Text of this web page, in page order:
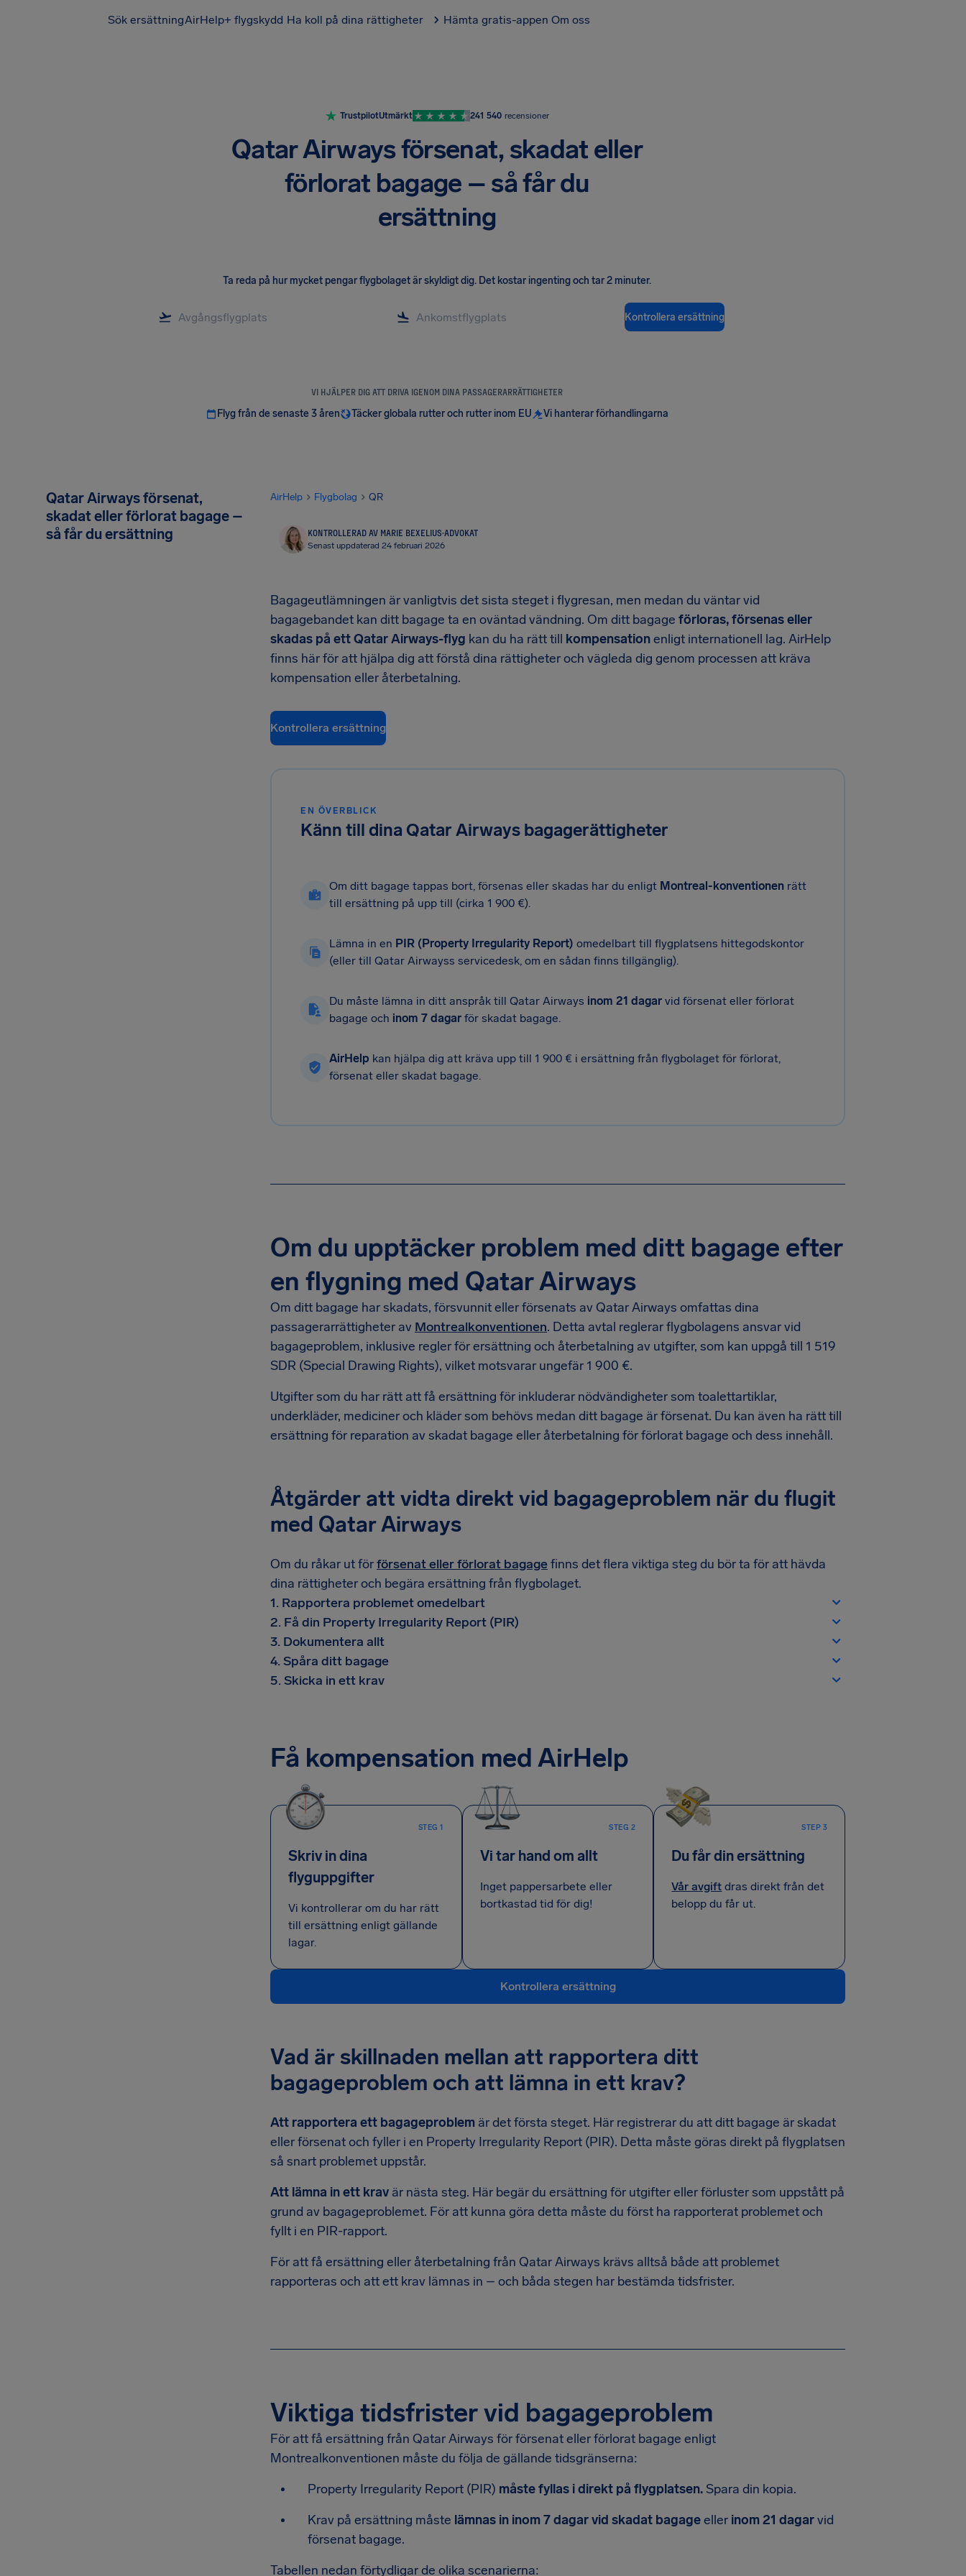
Sök ersättningAirHelp+ flygskydd Ha koll på dina rättigheter Hämta gratis-appen Om oss
TrustpilotUtmärkt 241 540 recensioner
Qatar Airways försenat, skadat eller
förlorat bagage – så får du
ersättning
Ta reda på hur mycket pengar flygbolaget är skyldigt dig. Det kostar ingenting och tar 2 minuter.
Kontrollera ersättning
VI HJÄLPER DIG ATT DRIVA IGENOM DINA PASSAGERARRÄTTIGHETER
Flyg från de senaste 3 åren Täcker globala rutter och rutter inom EU Vi hanterar förhandlingarna
Qatar Airways försenat,
skadat eller förlorat bagage –
så får du ersättning
AirHelp Flygbolag QR
KONTROLLERAD AV MARIE BEXELIUS·ADVOKAT
Senast uppdaterad 24 februari 2026
Bagageutlämningen är vanligtvis det sista steget i flygresan, men medan du väntar vid
bagagebandet kan ditt bagage ta en oväntad vändning. Om ditt bagage förloras, försenas eller
skadas på ett Qatar Airways-flyg kan du ha rätt till kompensationenligt internationell lag. AirHelp
finns här för att hjälpa dig att förstå dina rättigheter och vägleda dig genom processen att kräva
kompensation eller återbetalning.
Kontrollera ersättning
EN ÖVERBLICK
Känn till dina Qatar Airways bagagerättigheter
Om ditt bagage tappas bort, försenas eller skadas har du enligt Montreal-konventionen rätt
till ersättning på upp till (cirka 1 900 €).
Lämna in en PIR (Property Irregularity Report) omedelbart till flygplatsens hittegodskontor
(eller till Qatar Airwayss servicedesk, om en sådan finns tillgänglig).
Du måste lämna in ditt anspråk till Qatar Airways inom 21 dagar vid försenat eller förlorat
bagage och inom 7 dagar för skadat bagage.
AirHelp kan hjälpa dig att kräva upp till 1 900 € i ersättning från flygbolaget för förlorat,
försenat eller skadat bagage.
Om du upptäcker problem med ditt bagage efter
en flygning med Qatar Airways
Om ditt bagage har skadats, försvunnit eller försenats av Qatar Airways omfattas dina
passagerarrättigheter av Montrealkonventionen. Detta avtal reglerar flygbolagens ansvar vid
bagageproblem, inklusive regler för ersättning och återbetalning av utgifter, som kan uppgå till 1 519
SDR (Special Drawing Rights), vilket motsvarar ungefär 1 900 €.
Utgifter som du har rätt att få ersättning för inkluderar nödvändigheter som toalettartiklar,
underkläder, mediciner och kläder som behövs medan ditt bagage är försenat. Du kan även ha rätt till
ersättning för reparation av skadat bagage eller återbetalning för förlorat bagage och dess innehåll.
Åtgärder att vidta direkt vid bagageproblem när du flugit
med Qatar Airways
Om du råkar ut förförsenat eller förlorat bagagefinns det flera viktiga steg du bör ta för att hävda
dina rättigheter och begära ersättning från flygbolaget.
1. Rapportera problemet omedelbart
2. Få din Property Irregularity Report (PIR)
3. Dokumentera allt
4. Spåra ditt bagage
5. Skicka in ett krav
Få kompensation med AirHelp
STEG 1
Skriv in dina
flyguppgifter
Vi kontrollerar om du har rätt
till ersättning enligt gällande
lagar.
STEG 2
Vi tar hand om allt
Inget pappersarbete eller
bortkastad tid för dig!
STEP 3
Du får din ersättning
Vår avgift dras direkt från det
belopp du får ut.
Kontrollera ersättning
Vad är skillnaden mellan att rapportera ditt
bagageproblem och att lämna in ett krav?
Att rapportera ett bagageproblem är det första steget. Här registrerar du att ditt bagage är skadat
eller försenat och fyller i en Property Irregularity Report (PIR). Detta måste göras direkt på flygplatsen
så snart problemet uppstår.
Att lämna in ett krav är nästa steg. Här begär du ersättning för utgifter eller förluster som uppstått på
grund av bagageproblemet. För att kunna göra detta måste du först ha rapporterat problemet och
fyllt i en PIR-rapport.
För att få ersättning eller återbetalning från Qatar Airways krävs alltså både att problemet
rapporteras och att ett krav lämnas in – och båda stegen har bestämda tidsfrister.
Viktiga tidsfrister vid bagageproblem
För att få ersättning från Qatar Airways för försenat eller förlorat bagage enligt
Montrealkonventionen måste du följa de gällande tidsgränserna:
Property Irregularity Report (PIR) måste fyllas i direkt på flygplatsen.Spara din kopia.
Krav på ersättning måste lämnas in inom 7 dagar vid skadat bagageeller inom 21 dagarvid
försenat bagage.
Tabellen nedan förtydligar de olika scenarierna: